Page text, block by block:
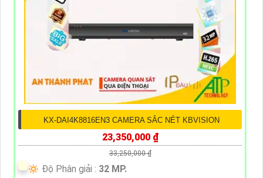
KX-DAI4K8816EN3 CAMERA SẮC NÉT KBVISION
23,350,000 ₫
33,250,000 ₫
🔅 Độ Phân giải : 32 MP.